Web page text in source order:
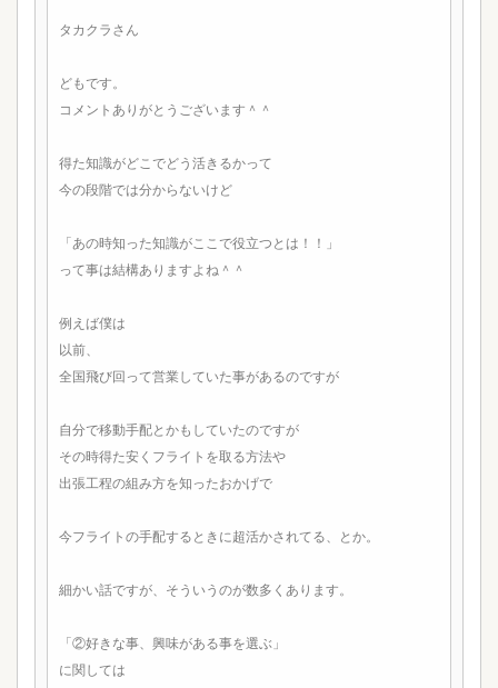
タカクラさん
どもです。
コメントありがとうございます＾＾
得た知識がどこでどう活きるかって
今の段階では分からないけど
「あの時知った知識がここで役立つとは！！」
って事は結構ありますよね＾＾
例えば僕は
以前、
全国飛び回って営業していた事があるのですが
自分で移動手配とかもしていたのですが
その時得た安くフライトを取る方法や
出張工程の組み方を知ったおかげで
今フライトの手配するときに超活かされてる、とか。
細かい話ですが、そういうのが数多くあります。
「②好きな事、興味がある事を選ぶ」
に関しては